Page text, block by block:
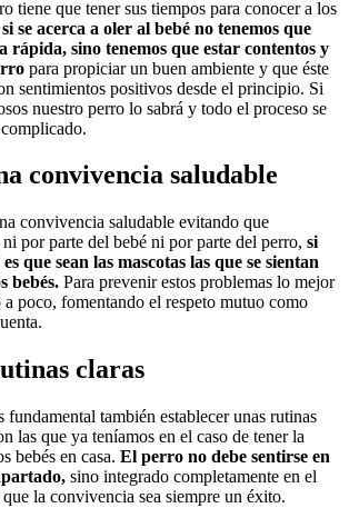
tiene que tener sus tiempos para conocer a los
si se acerca a oler al bebé no tenemos que
rápida, sino tenemos que estar contentos y
para propiciar un buen ambiente y que éste
sentimientos positivos desde el principio. Si
nuestro perro lo sabrá y todo el proceso se
convivencia saludable
convivencia saludable evitando que
por parte del bebé ni por parte del perro, si
que sean las mascotas las que se sientan
bebés. Para prevenir estos problemas lo mejor
a poco, fomentando el respeto mutuo como
claras
también establecer unas rutinas
las que ya teníamos en el caso de tener la
bebés en casa. El perro no debe sentirse en
sino integrado completamente en el
la convivencia sea siempre un éxito.